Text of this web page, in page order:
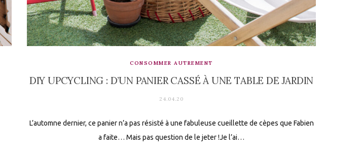
CONSOMMER AUTREMENT
DIY UPCYCLING : D’UN PANIER CASSÉ À UNE TABLE DE JARDIN
24.04.20
L’automne dernier, ce panier n’a pas résisté à une fabuleuse cueillette de cèpes que Fabien
a faite… Mais pas question de le jeter !Je l’ai…